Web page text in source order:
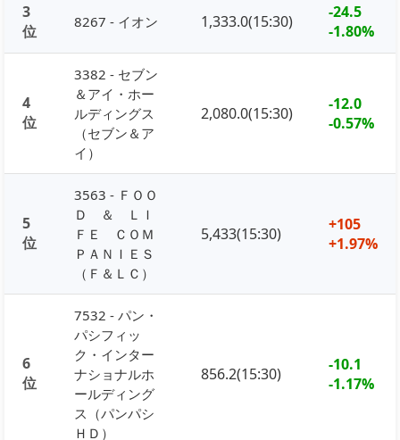
3
位
8267 - イオン 1,333.0(15:30)
-24.5
-1.80%
4
位
3382 - セブン
＆アイ・ホー
ルディングス
（セブン＆ア
イ）
2,080.0(15:30)
-12.0
-0.57%
5
位
3563 - ＦＯＯ
Ｄ ＆ ＬＩ
ＦＥ ＣＯＭ
ＰＡＮＩＥＳ
（Ｆ＆ＬＣ）
5,433(15:30)
+105
+1.97%
6
位
7532 - パン・
パシフィッ
ク・インター
ナショナルホ
ールディング
ス（パンパシ
ＨＤ）
856.2(15:30)
-10.1
-1.17%